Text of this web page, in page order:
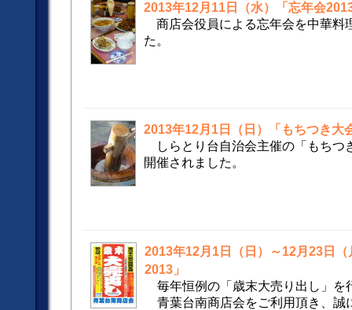
2013年12月11日（水）「忘年会
商店会役員による忘年会を中華料
た。
2013年12月1日（日）「もちつき大
しらとり台自治会主催の「もちつ
開催されました。
2013年12月1日（日）～12月23日
2013」
毎年恒例の「歳末大売り出し」を
青葉台南商店会をご利用頂き、誠